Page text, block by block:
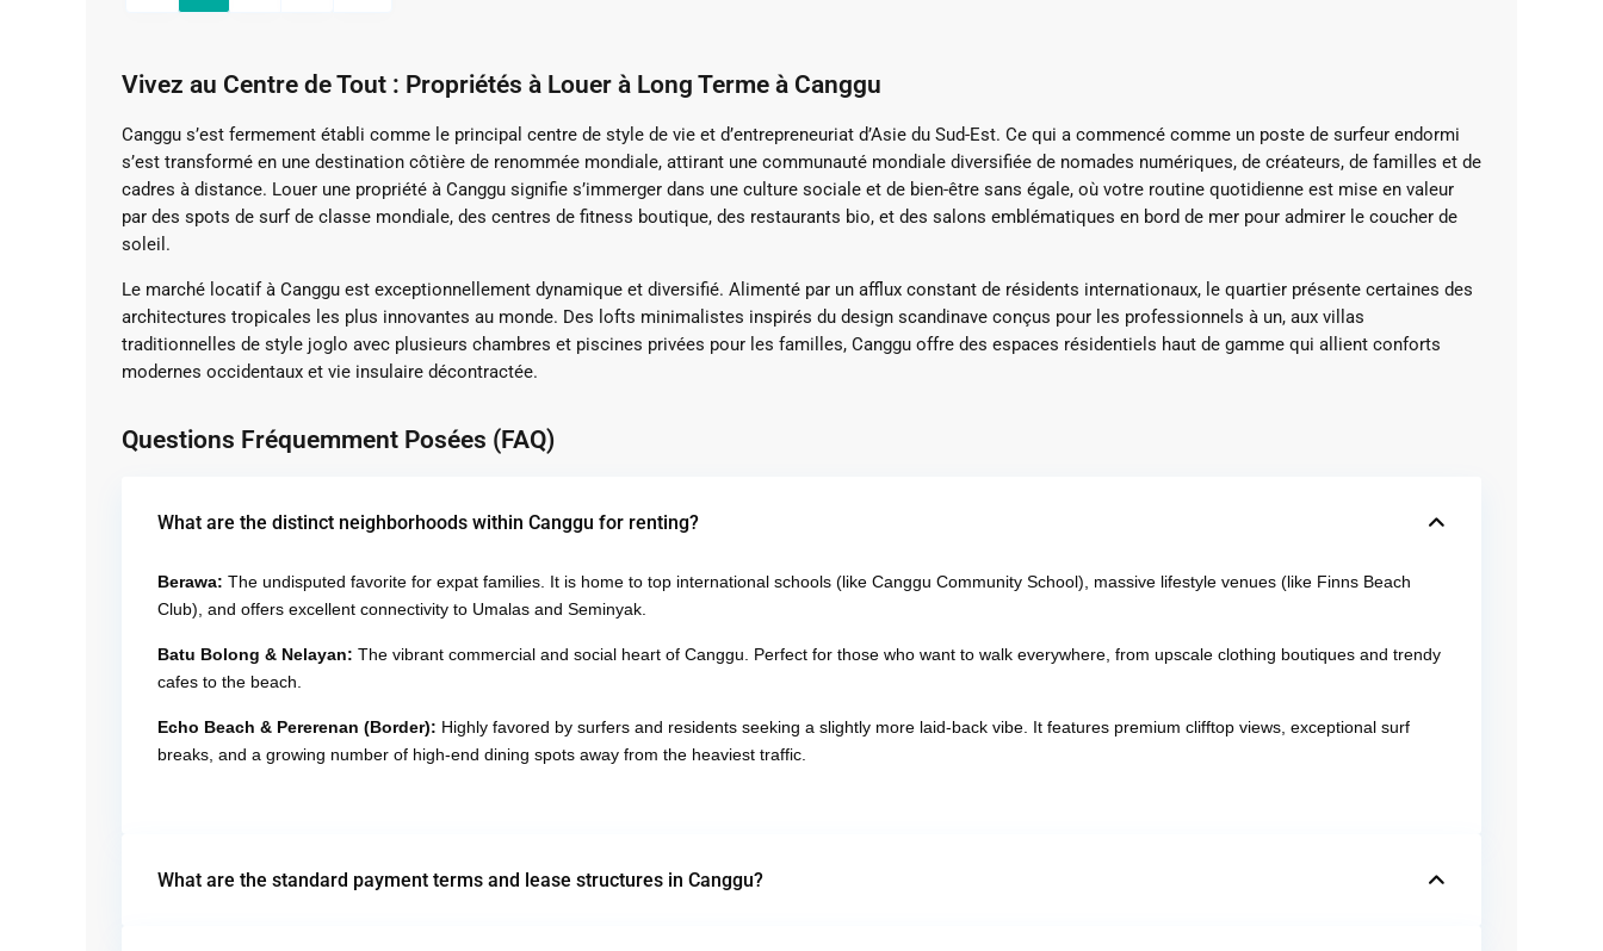
Vivez au Centre de Tout : Propriétés à Louer à Long Terme à Canggu
Canggu s’est fermement établi comme le principal centre de style de vie et d’entrepreneuriat d’Asie du Sud-Est. Ce qui a commencé comme un poste de surfeur endormi
s’est transformé en une destination côtière de renommée mondiale, attirant une communauté mondiale diversifiée de nomades numériques, de créateurs, de familles et de
cadres à distance. Louer une propriété à Canggu signifie s’immerger dans une culture sociale et de bien-être sans égale, où votre routine quotidienne est mise en valeur
par des spots de surf de classe mondiale, des centres de fitness boutique, des restaurants bio, et des salons emblématiques en bord de mer pour admirer le coucher de
soleil.
Le marché locatif à Canggu est exceptionnellement dynamique et diversifié. Alimenté par un afflux constant de résidents internationaux, le quartier présente certaines des
architectures tropicales les plus innovantes au monde. Des lofts minimalistes inspirés du design scandinave conçus pour les professionnels à un, aux villas
traditionnelles de style joglo avec plusieurs chambres et piscines privées pour les familles, Canggu offre des espaces résidentiels haut de gamme qui allient conforts
modernes occidentaux et vie insulaire décontractée.
Questions Fréquemment Posées (FAQ)
What are the distinct neighborhoods within Canggu for renting?
Berawa: The undisputed favorite for expat families. It is home to top international schools (like Canggu Community School), massive lifestyle venues (like Finns Beach
Club), and offers excellent connectivity to Umalas and Seminyak.
Batu Bolong & Nelayan: The vibrant commercial and social heart of Canggu. Perfect for those who want to walk everywhere, from upscale clothing boutiques and trendy
cafes to the beach.
Echo Beach & Pererenan (Border): Highly favored by surfers and residents seeking a slightly more laid-back vibe. It features premium clifftop views, exceptional surf
breaks, and a growing number of high-end dining spots away from the heaviest traffic.
What are the standard payment terms and lease structures in Canggu?